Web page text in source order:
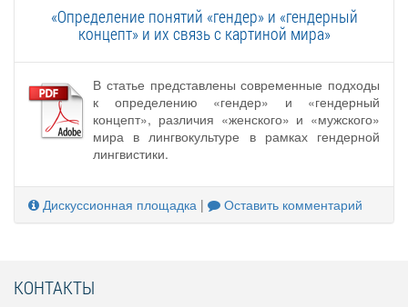
«Определение понятий «гендер» и «гендерный
концепт» и их связь с картиной мира»
В статье представлены современные подходы
к определению «гендер» и «гендерный
концепт», различия «женского» и «мужского»
мира в лингвокультуре в рамках гендерной
лингвистики.
Дискуссионная площадка | Оставить комментарий
КОНТАКТЫ